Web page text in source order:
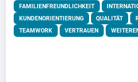
FAMILIENFREUNDLICHKEIT
KUNDENORIENTIERUNG
QUALITÄT
TEAMWORK
VERTRAUEN